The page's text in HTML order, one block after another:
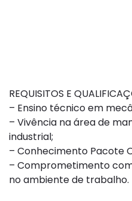
REQUISITOS E
– Ensino técnico em
– Vivência na área de
industrial;
– Conhecimento Pacote
– Comprometimento
no ambiente de trabalho.